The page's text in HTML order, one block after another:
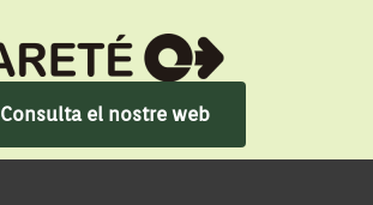
Consulta el nostre web